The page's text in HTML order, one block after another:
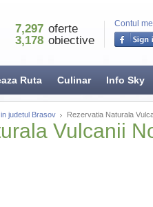
Contul
7,297 oferte
3,178 obiective
Ruta Culinar Info Sky
judetul Brasov Rezervatia Naturala
Vulcanii